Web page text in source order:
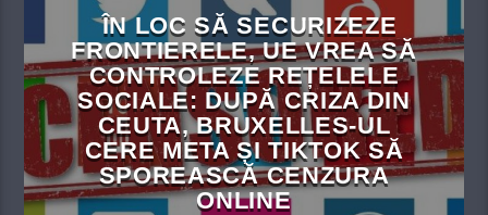
ÎN LOC SĂ SECURIZEZE
FRONTIERELE, UE VREA SĂ
CONTROLEZE REȚELELE
SOCIALE: DUPĂ CRIZA DIN
CEUTA, BRUXELLES-UL
CERE META ȘI TIKTOK SĂ
SPOREASCĂ CENZURA
ONLINE